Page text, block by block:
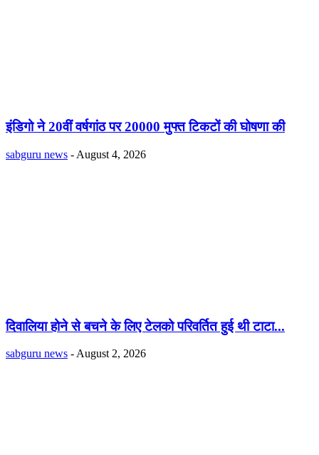
इंडिगो ने 20वीं वर्षगांठ पर 20000 मुफ्त टिकटों की घोषणा की
sabguru news - August 4, 2026
दिवालिया होने से बचने के लिए टेलको परिवर्तित हुई थी टाटा...
sabguru news - August 2, 2026